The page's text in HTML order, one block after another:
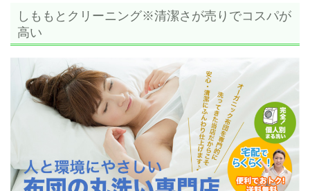
しももとクリーニング※清潔さが売りでコスパが
高い